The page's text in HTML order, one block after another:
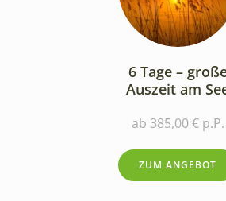
6 Tage –
Auszeit am
ab 385,00 € p.P.
ZUM ANGEBOT